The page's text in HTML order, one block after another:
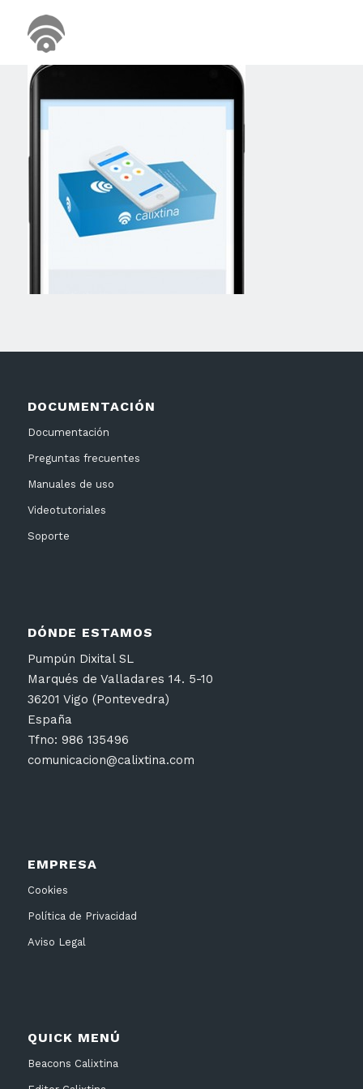
DOCUMENTACIÓN
Documentación
Preguntas frecuentes
Manuales de uso
Videotutoriales
Soporte
DÓNDE ESTAMOS
Pumpún Dixital SL
Marqués de Valladares 14. 5-10
36201 Vigo (Pontevedra)
España
Tfno: 986 135496
comunicacion@calixtina.com
EMPRESA
Cookies
Política de Privacidad
Aviso Legal
QUICK MENÚ
Beacons Calixtina